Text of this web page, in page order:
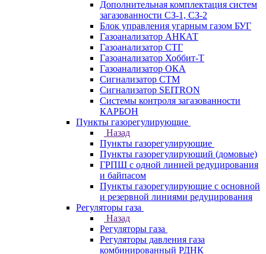
Дополнительная комплектация систем
загазованности СЗ-1, СЗ-2
Блок управления угарным газом БУГ
Газоанализатор АНКАТ
Газоанализатор СТГ
Газоанализатор Хоббит-Т
Газоанализатор ОКА
Сигнализатор СТМ
Сигнализатор SEITRON
Системы контроля загазованности
КАРБОН
Пункты газорегулирующие
Назад
Пункты газорегулирующие
Пункты газорегулирующий (домовые)
ГРПШ с одной линией редуцирования
и байпасом
Пункты газорегулирующие с основной
и резервной линиями редуцирования
Регуляторы газа
Назад
Регуляторы газа
Регуляторы давления газа
комбинированный РДНК